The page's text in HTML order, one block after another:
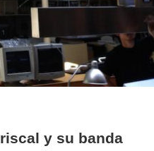
y su banda